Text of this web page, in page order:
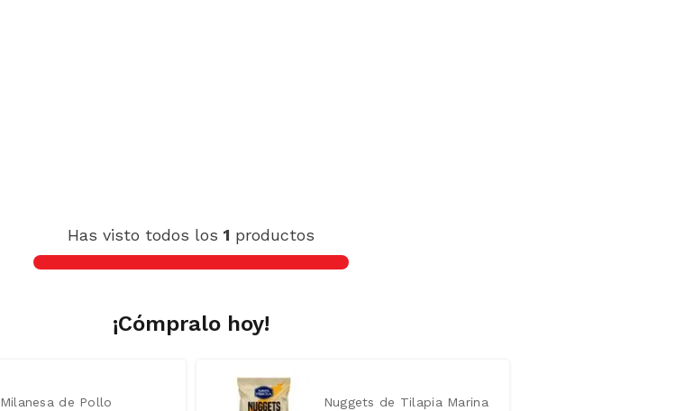
Has visto todos los1 productos
¡Cómpralo hoy!
Milanesa de Pollo
Nuggets de Tilapia Marina